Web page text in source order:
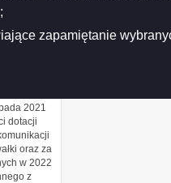
zapamiętanie
2021
dotacji
oraz za
w 2022
z